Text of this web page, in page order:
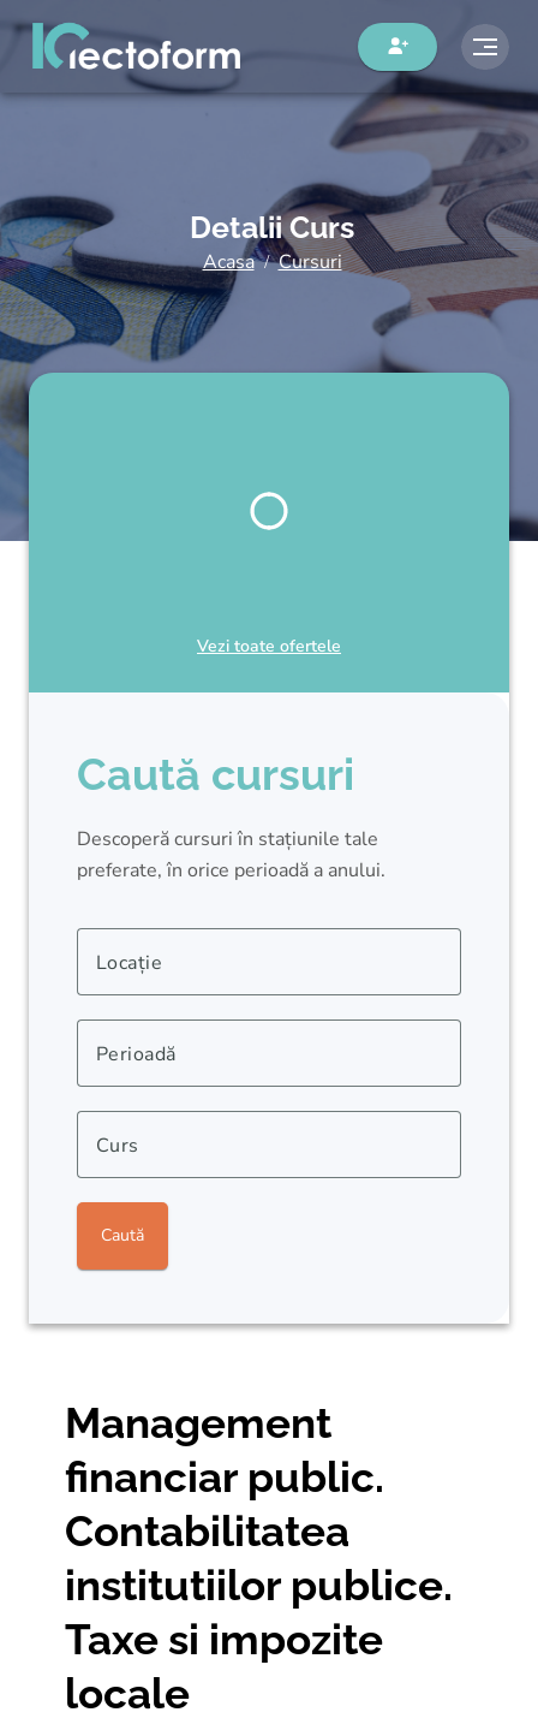
Detalii Curs
Acasa Cursuri
Vezi toate ofertele
Caută cursuri
Descoperă cursuri în stațiunile tale
preferate, în orice perioadă a anului.
Locație
Perioadă
Curs
Caută
Management
financiar public.
Contabilitatea
institutiilor publice.
Taxe si impozite
locale